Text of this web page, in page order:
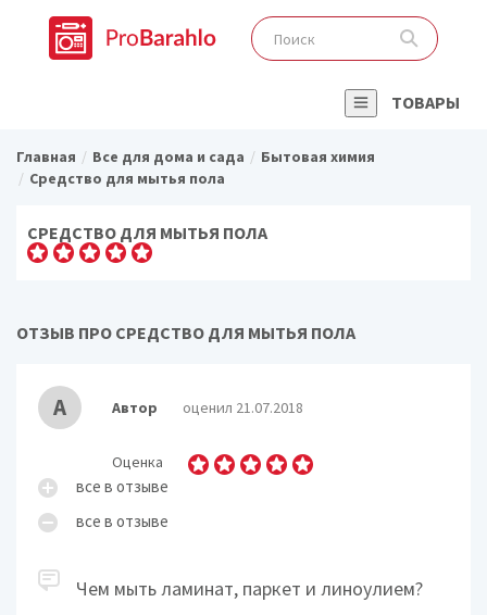
ТОВАРЫ
Главная Все для дома и сада
Бытовая химия
Средство для мытья пола
СРЕДСТВО ДЛЯ МЫТЬЯ ПОЛА
ОТЗЫВ ПРО СРЕДСТВО ДЛЯ МЫТЬЯ ПОЛА
А Автор оценил 21.07.2018
Оценка
все в отзыве
все в отзыве
Чем мыть ламинат, паркет и линоулием?